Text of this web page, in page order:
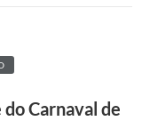
Carnaval de